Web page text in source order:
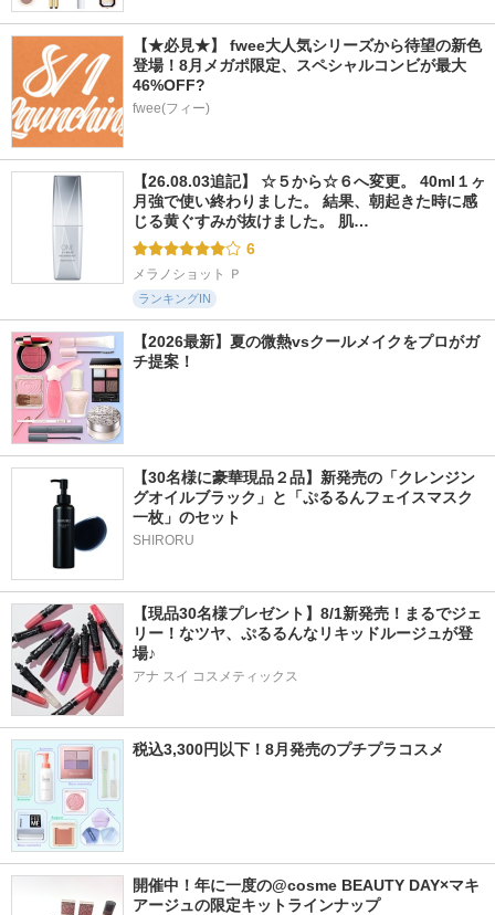
【★必見★】 fwee大人気シリーズから待望の新色
登場！8月メガポ限定、スペシャルコンビが最大
46%OFF?
fwee(フィー)
【26.08.03追記】 ☆５から☆６へ変更。 40ml１ヶ
月強で使い終わりました。 結果、朝起きた時に感
じる黄ぐすみが抜けました。 肌…
6
メラノショット Ｐ
ランキングIN
【2026最新】夏の微熱vsクールメイクをプロがガ
チ提案！
【30名様に豪華現品２品】新発売の「クレンジン
グオイルブラック」と「ぷるるんフェイスマスク
一枚」のセット
SHIRORU
【現品30名様プレゼント】8/1新発売！まるでジェ
リー！なツヤ、ぷるるんなリキッドルージュが登
場♪
アナ スイ コスメティックス
税込3,300円以下！8月発売のプチプラコスメ
開催中！年に一度の@cosme BEAUTY DAY×マキ
アージュの限定キットラインナップ